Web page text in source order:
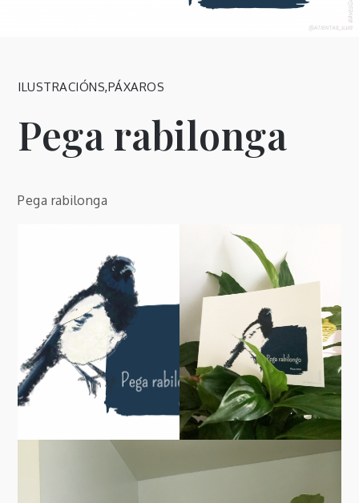
ILUSTRACIÓNS,PÁXAROS
Pega rabilonga
Pega rabilonga